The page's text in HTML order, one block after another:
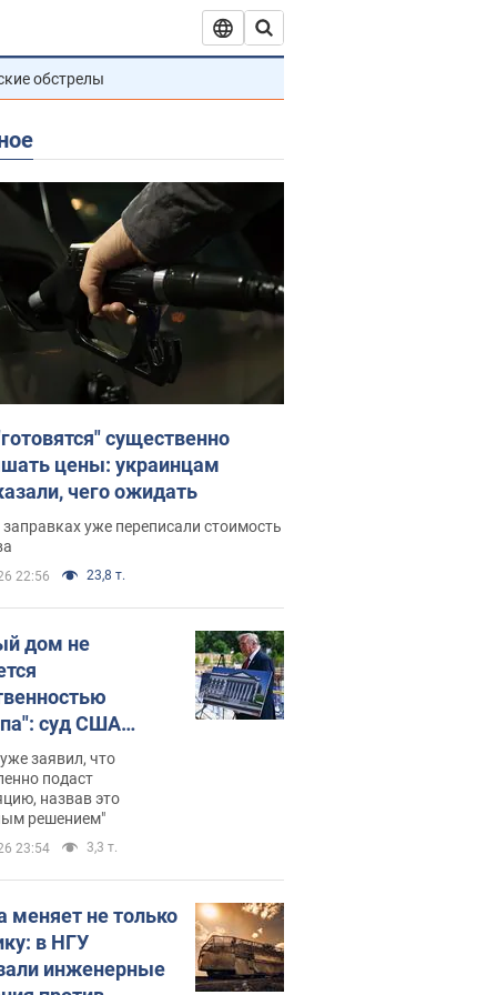
обстрелы
существенно
цены: украинцам
чего ожидать
уже переписали стоимость
22:56 23,8 т.
дом не
суд США
зала
400 млн
заявил, что
подаст
назвав это
решением"
23:54 3,3 т.
меняет не только
в НГУ
инженерные